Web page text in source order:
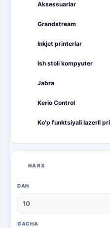
Aksessuarlar
Grandstream
Inkjet printerlar
Ish stoli kompyuter
Jabra
Kerio Control
Ko'p funktsiyali lazerli
Ko'p funktsiyali rangli
Lazerli printerlar
NARX
DAN
GACHA